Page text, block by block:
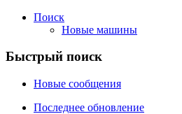
Поиск
Новые машины
Быстрый поиск
Новые сообщения
Последнее обновление